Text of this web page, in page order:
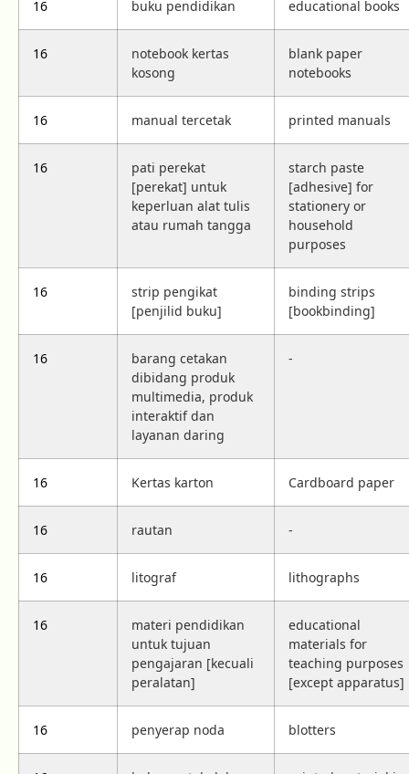
16 buku pendidikan educational books
16
notebook kertas
kosong
blank paper
notebooks
16 manual tercetak printed manuals
16
pati perekat
[perekat] untuk
keperluan alat tulis
atau rumah tangga
starch paste
[adhesive] for
stationery or
household
purposes
16
strip pengikat
[penjilid buku]
binding strips
[bookbinding]
16
barang cetakan
dibidang produk
multimedia, produk
interaktif dan
layanan daring
-
16 Kertas karton Cardboard paper
16 rautan -
16 litograf lithographs
16
materi pendidikan
untuk tujuan
pengajaran [kecuali
peralatan]
educational
materials for
teaching purposes
[except apparatus]
16 penyerap noda blotters